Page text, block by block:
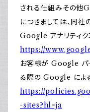
される仕組みその他
につきましては、同社
Google アナリティク
https://
お客様が Google パ
る際の Google によ
https://
-sites?hl=ja